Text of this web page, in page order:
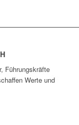
Führungskräfte
Werte und